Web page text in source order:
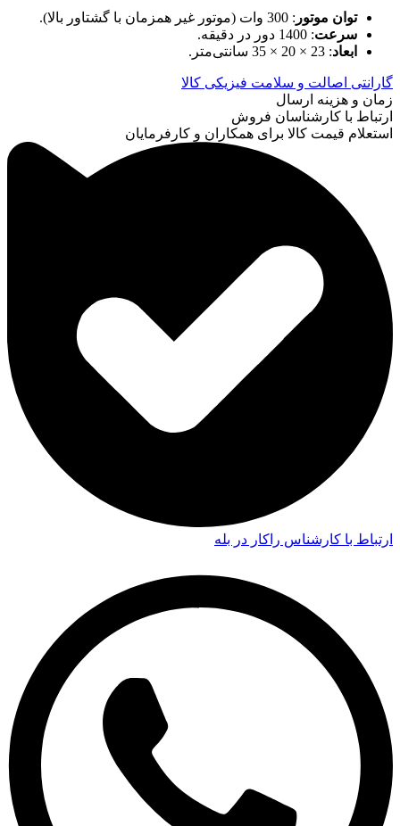
توان موتور : 300 وات (موتور غیر همزمان با گشتاور بالا).
سرعت: 1400 دور در دقیقه.
ابعاد: 23 × 20 × 35 سانتی‌متر.
گارانتی اصالت و سلامت فیزیکی کالا
زمان و هزینه ارسال
ارتباط با کارشناسان فروش
استعلام قیمت کالا برای همکاران و کارفرمایان
ارتباط با کارشناس راکار در بله